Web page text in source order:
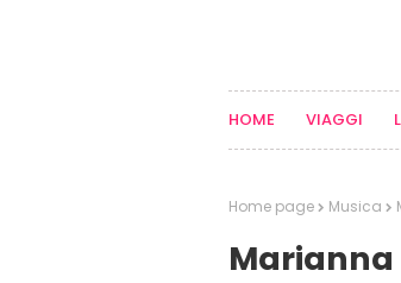
HOME VIAGGI
Home page Musica
Marianna